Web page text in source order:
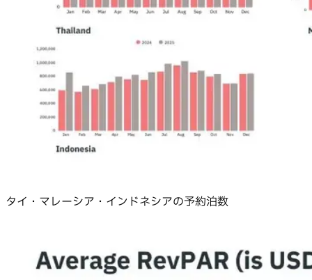
タイ・マレーシア・インドネシアの予約泊数